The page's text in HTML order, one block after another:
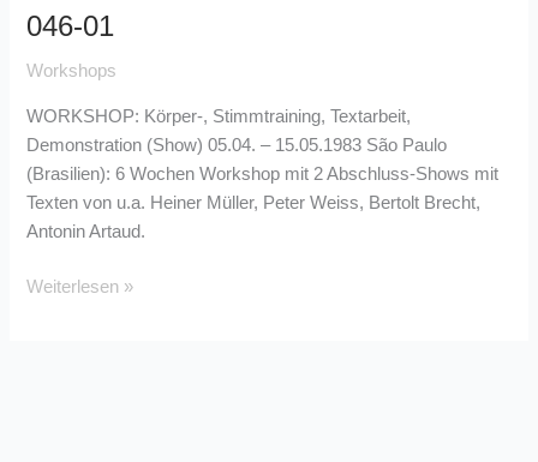
046-01
Workshops
WORKSHOP: Körper-, Stimmtraining, Textarbeit,
Demonstration (Show) 05.04. – 15.05.1983 São Paulo
(Brasilien): 6 Wochen Workshop mit 2 Abschluss-Shows mit
Texten von u.a. Heiner Müller, Peter Weiss, Bertolt Brecht,
Antonin Artaud.
046-
Weiterlesen »